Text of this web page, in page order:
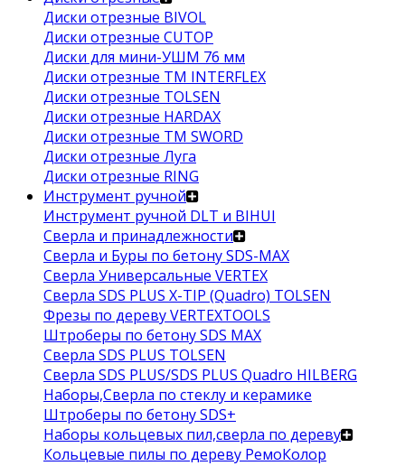
Диски отрезные BIVOL
Диски отрезные CUTOP
Диски для мини-УШМ 76 мм
Диски отрезные ТМ INTERFLEX
Диски отрезные TOLSEN
Диски отрезные HARDAX
Диски отрезные ТМ SWORD
Диски отрезные Луга
Диски отрезные RING
Инструмент ручной
Инструмент ручной DLT и BIHUI
Сверла и принадлежности
Сверла и Буры по бетону SDS-MAX
Сверла Универсальные VERTEX
Сверла SDS PLUS X-TIP (Quadro) TOLSEN
Фрезы по дереву VERTEXTOOLS
Штроберы по бетону SDS MAX
Сверла SDS PLUS TOLSEN
Сверла SDS PLUS/SDS PLUS Quadro HILBERG
Наборы,Сверла по стеклу и керамике
Штроберы по бетону SDS+
Наборы кольцевых пил,сверла по дереву
Кольцевые пилы по дереву РемоКолор